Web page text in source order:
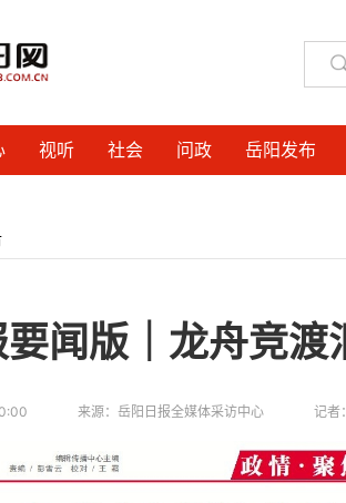
视听 社会 问政 岳阳发布
闻版｜龙舟竞渡
来源： 岳阳日报全媒体采访中心 记者